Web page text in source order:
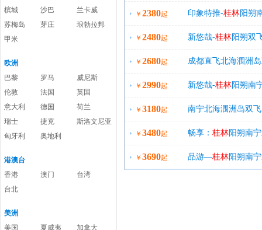
槟城
沙巴
兰卡威
苏梅岛
芽庄
琅勃拉邦
甲米
欧洲
巴黎
罗马
威尼斯
伦敦
法国
英国
意大利
德国
荷兰
瑞士
捷克
斯洛文尼亚
匈牙利
奥地利
港澳台
香港
澳门
台湾
台北
美洲
美国
夏威夷
加拿大
购物零自费
￥ 2380起 印象特推-桂林阳朔
店、全段大漓江
￥ 2480起 新悠哉-桂林阳朔双
水表演-山水间
￥ 2680起 成都直飞北海涠洲
￥ 2990起 新悠哉-桂林阳朔南
珠耳钉
￥ 3180起 南宁北海涠洲岛双
115
￥ 3480起 畅享： 桂林阳朔南
间
￥ 3690起 品游—桂林阳朔南